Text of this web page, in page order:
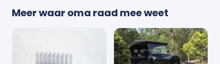
Meer waar oma raad mee weet